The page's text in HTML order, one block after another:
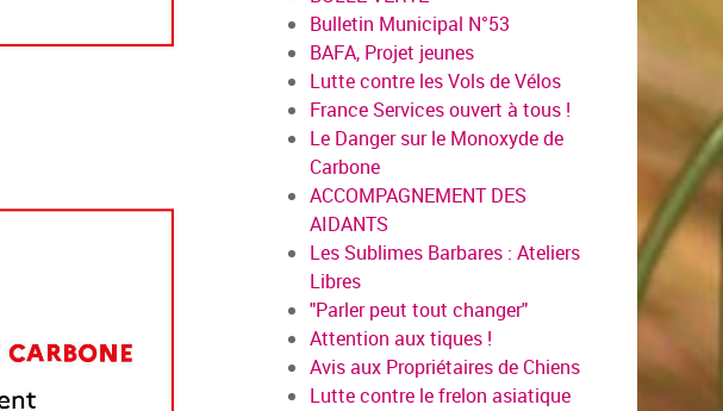
Bulletin Municipal N°53
BAFA, Projet jeunes
Lutte contre les Vols de Vélos
France Services ouvert à tous !
Le Danger sur le Monoxyde de
Carbone
ACCOMPAGNEMENT DES
AIDANTS
Les Sublimes Barbares : Ateliers
Libres
"Parler peut tout changer"
Attention aux tiques !
Avis aux Propriétaires de Chiens
Lutte contre le frelon asiatique